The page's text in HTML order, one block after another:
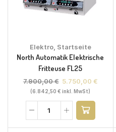
Elektro, Startseite
North Automatik Elektrische
Fritteuse FL25
7.900,00€ 5.750,00 €
(6.842,50€ inkl. MwSt)